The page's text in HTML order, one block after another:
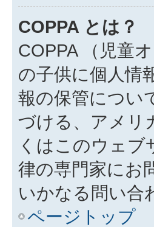
COPPA とは？
COPPA （児童
の子供に個人情
報の保管につい
づける、アメリ
くはこのウェ
律の専門家にお
いかなる問い合
ページトップ